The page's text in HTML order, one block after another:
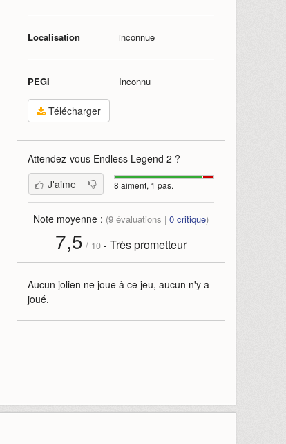
Localisation inconnue
PEGI Inconnu
Télécharger
Attendez-vous Endless Legend 2 ?
8 aiment, 1 pas.
J'aime
Note moyenne : (9 évaluations | 0 critique)
7,5 / 10 - Très prometteur
Aucun jolien ne joue à ce jeu, aucun n'y a
joué.